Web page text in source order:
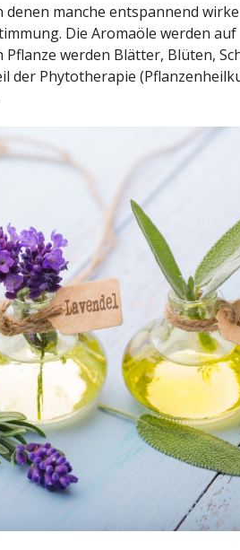
manche entspannend
Die Aromaöle werden auf
werden Blätter, Blüten,
der Phytotherapie